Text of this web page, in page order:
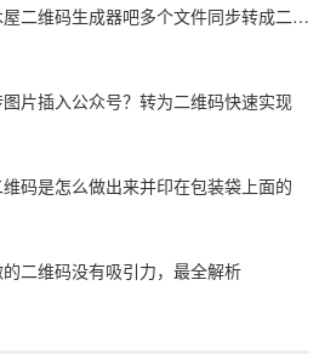
二维码生成器吧多个文件同步转成二维
片插入公众号？转为二维码快速实现
码是怎么做出来并印在包装袋上面的
二维码没有吸引力，最全解析